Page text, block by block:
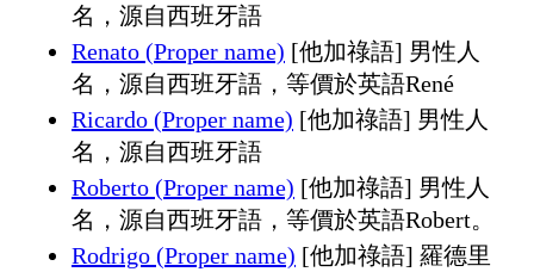
名，源自西班牙語
Renato (Proper name) [他加祿語] 男性人
名，源自西班牙語，等價於英語René
Ricardo (Proper name) [他加祿語] 男性人
名，源自西班牙語
Roberto (Proper name) [他加祿語] 男性人
名，源自西班牙語，等價於英語Robert。
Rodrigo (Proper name) [他加祿語] 羅德里